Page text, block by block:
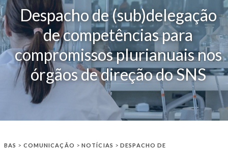
Despacho de (sub)delegação
de competências para
compromissos plurianuais nos
órgãos de direção do SNS
BAS > COMUNICAÇÃO >NOTÍCIAS >DESPACHO DE